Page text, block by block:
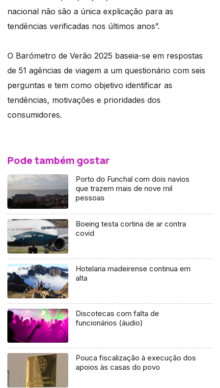
nacional não são a única explicação para as
tendências verificadas nos últimos anos”.
O Barómetro de Verão 2025 baseia-se em respostas
de 51 agências de viagem a um questionário com seis
perguntas e tem como objetivo identificar as
tendências, motivações e prioridades dos
consumidores.
Pode também gostar
Porto do Funchal com dois navios
que trazem mais de nove mil
pessoas
Boeing testa cortina de ar contra
covid
Hotelaria madeirense continua em
alta
Discotecas com falta de
funcionários (áudio)
Pouca fiscalização à execução dos
apoios às casas do povo